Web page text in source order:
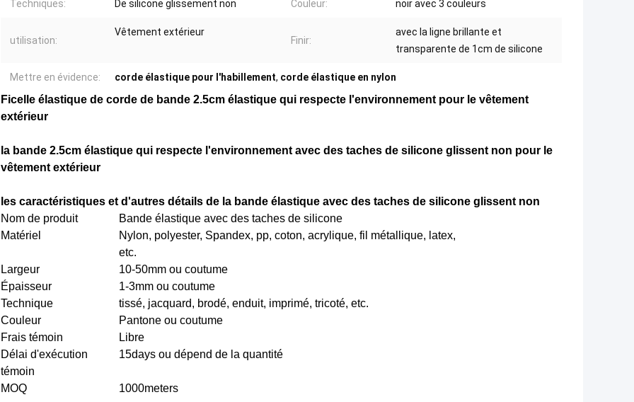
Techniques: De silicone glissement non Couleur: noir avec 3 couleurs
utilisation:
Vêtement extérieur
Finir:
avec la ligne brillante et
transparente de 1cm de silicone
Mettre en évidence: corde élastique pour l'habillement, corde élastique en nylon
Ficelle élastique de corde de bande 2.5cm élastique qui respecte l'environnement pour le vêtement
extérieur
la bande 2.5cm élastique qui respecte l'environnement avec des taches de silicone glissent non pour le
vêtement extérieur
les caractéristiques et d'autres détails de la bande élastique avec des taches de silicone glissent non
Nom de produit
Bande élastique avec des taches de silicone
Matériel
Nylon, polyester, Spandex, pp, coton, acrylique, fil métallique, latex,
etc.
Largeur
10-50mm ou coutume
Épaisseur
1-3mm ou coutume
Technique
tissé, jacquard, brodé, enduit, imprimé, tricoté, etc.
Couleur
Pantone ou coutume
Frais témoin
Libre
Délai d'exécution
témoin
15days ou dépend de la quantité
MOQ 1000meters